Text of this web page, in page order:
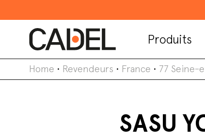
Produits
Home • Revendeurs • France • 77 Seine-
SASU